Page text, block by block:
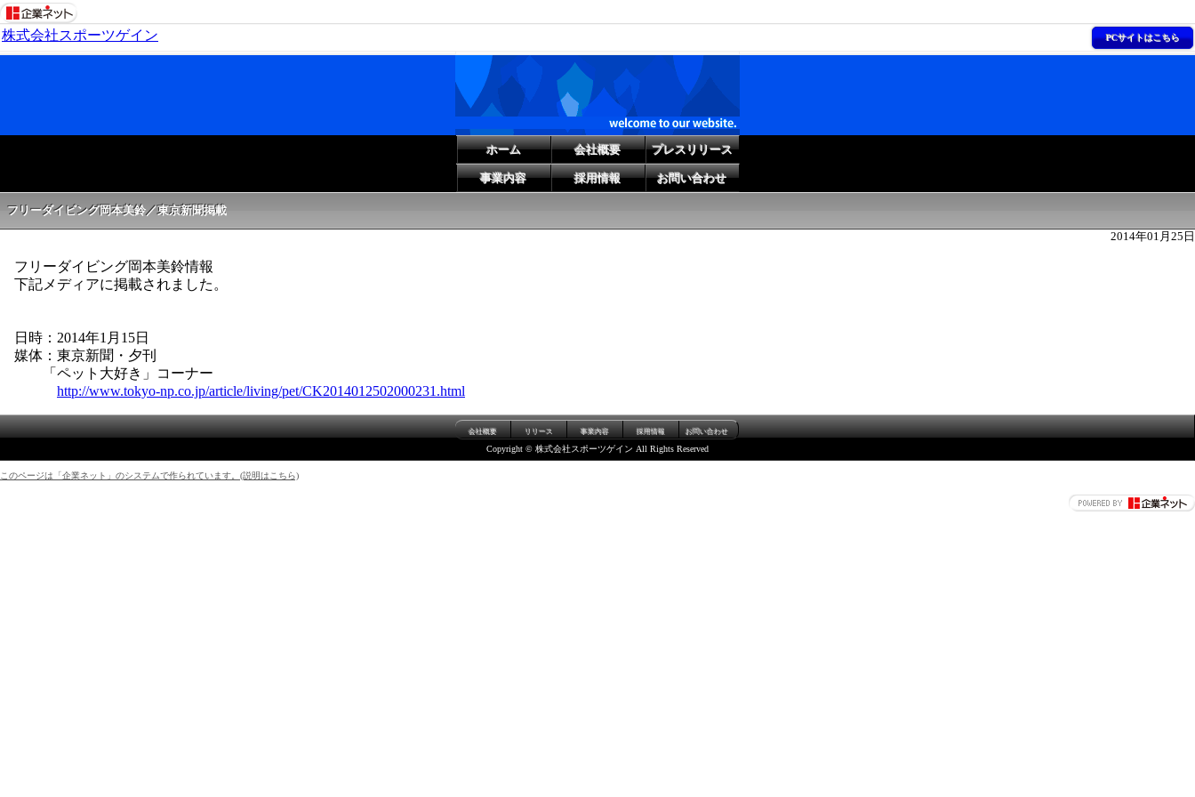
株式会社スポーツゲイン PCサイトはこちら
ホーム 会社概要 プレスリリース
事業内容 採用情報 お問い合わせ
フリーダイビング岡本美鈴／東京新聞掲載
2014年01月25日
フリーダイビング岡本美鈴情報
下記メディアに掲載されました。
日時：2014年1月15日
媒体：東京新聞・夕刊
「ペット大好き」コーナー
http://www.tokyo-np.co.jp/article/living/pet/CK2014012502000231.html
会社概要 リリース 事業内容 採用情報 お問い合わせ
Copyright © 株式会社スポーツゲイン All Rights Reserved
このページは「企業ネット」のシステムで作られています。(説明はこちら)